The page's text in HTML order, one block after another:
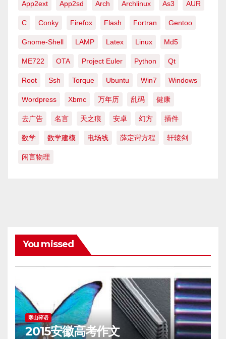
App2ext App2sd Arch Archlinux As3 AUR
C Conky Firefox Flash Fortran Gentoo
Gnome-Shell LAMP Latex Linux Md5
ME722 OTA Project Euler Python Qt
Root Ssh Torque Ubuntu Win7 Windows
Wordpress Xbmc 万年历 乱码 健康
去广告 名言 天之痕 安卓 幻方 插件
数学 数学建模 电场线 薛定谔方程 轩辕剑
闲言物理
You missed
寒山碎语
2015安徽高考作文